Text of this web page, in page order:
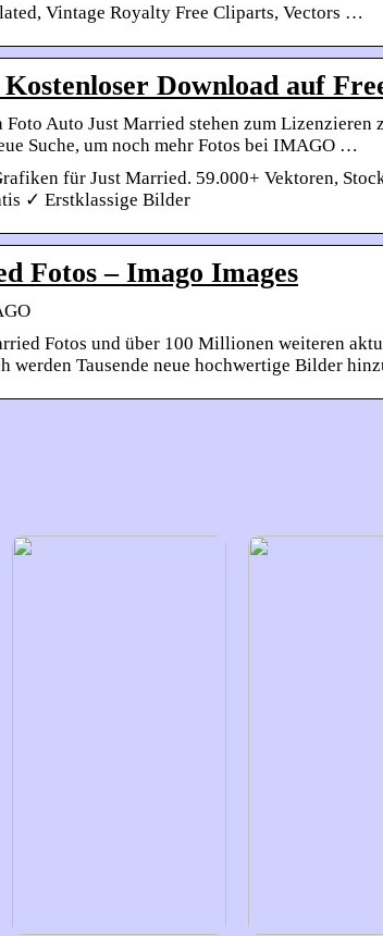
Vintage Royalty Free Cliparts, Vectors …
Download auf
Auto Just Married stehen zum Lizenzieren
Suche, um noch mehr Fotos bei IMAGO …
für Just Married. 59.000+ Vektoren,
✓ Erstklassige Bilder
Fotos – Imago Images
Fotos und über 100 Millionen weiteren
werden Tausende neue hochwertige Bilder